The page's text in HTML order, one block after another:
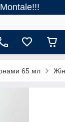
65 мл